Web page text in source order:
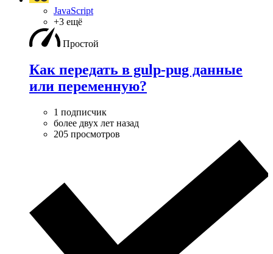
JavaScript
+3 ещё
Простой
Как передать в gulp-pug данные
или переменную?
1 подписчик
более двух лет назад
205 просмотров